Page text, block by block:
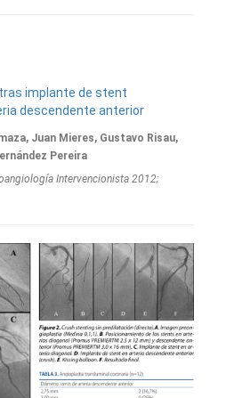
implante de stent
descendente anterior
Juan Mieres, Gustavo Risau,
Pereira
Intervencionista 2012;